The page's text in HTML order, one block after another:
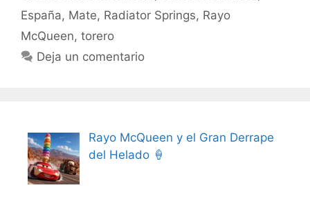
España, Mate, Radiator Springs, Rayo
McQueen, torero
Deja un comentario
Rayo McQueen y el Gran Derrape
del Helado 🍦